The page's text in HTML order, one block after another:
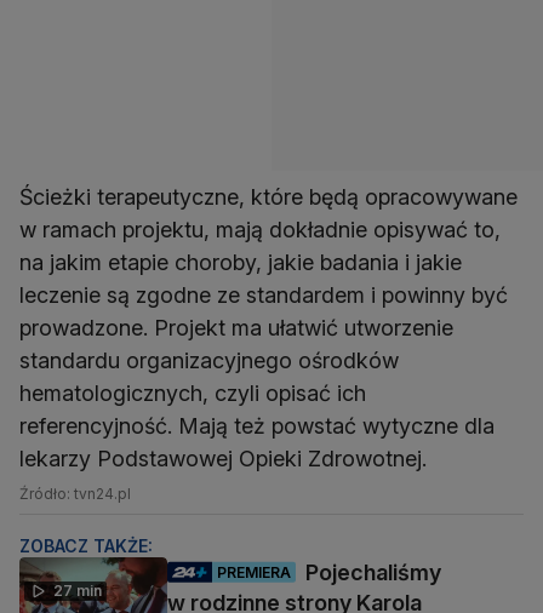
Ścieżki terapeutyczne, które będą opracowywane
w ramach projektu, mają dokładnie opisywać to,
na jakim etapie choroby, jakie badania i jakie
leczenie są zgodne ze standardem i powinny być
prowadzone. Projekt ma ułatwić utworzenie
standardu organizacyjnego ośrodków
hematologicznych, czyli opisać ich
referencyjność. Mają też powstać wytyczne dla
lekarzy Podstawowej Opieki Zdrowotnej.
Źródło: tvn24.pl
ZOBACZ TAKŻE:
27 min
PREMIERA
Pojechaliśmy
w rodzinne strony Karola